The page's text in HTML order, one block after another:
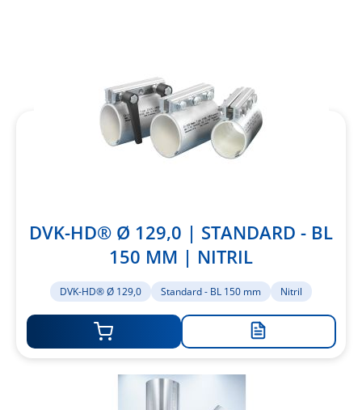
DVK-HD® Ø 129,0 | STANDARD - BL
150 MM | NITRIL
DVK-HD® Ø 129,0 Standard - BL 150 mm Nitril
Zur